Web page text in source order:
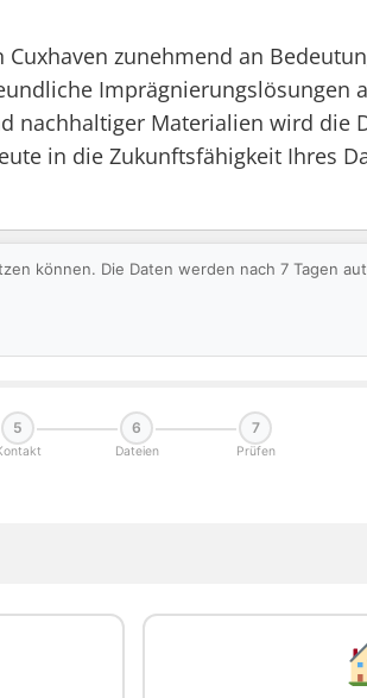
zunehmend an
Imprägnierungslösungen
nachhaltiger Materialien wird die
in die Zukunftsfähigkeit Ihres
können. Die Daten werden nach 7 Tagen
5 6
Dateien
7
Prüfen